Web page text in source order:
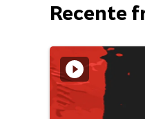
Recente